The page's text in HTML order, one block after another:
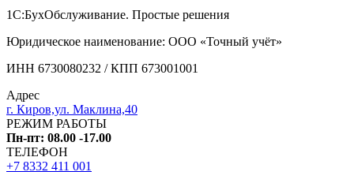
1С:БухОбслуживание. Простые решения
Юридическое наименование: ООО «Точный учёт»
ИНН 6730080232 / КПП 673001001
Адрес
г. Киров,ул. Маклина,40
РЕЖИМ РАБОТЫ
Пн-пт: 08.00 -17.00
ТЕЛЕФОН
+7 8332 411 001